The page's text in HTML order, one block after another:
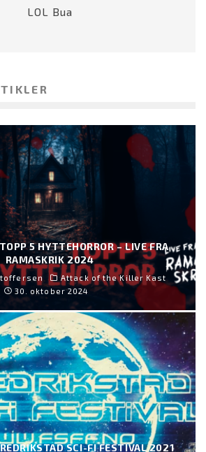
LOL Bua
5 HYTTEHORROR – LIVE FRA
RAMASKRIK 2024
Attack of the Killer Kast
30. oktober 2024
SCI-FI FESTIVAL 2021